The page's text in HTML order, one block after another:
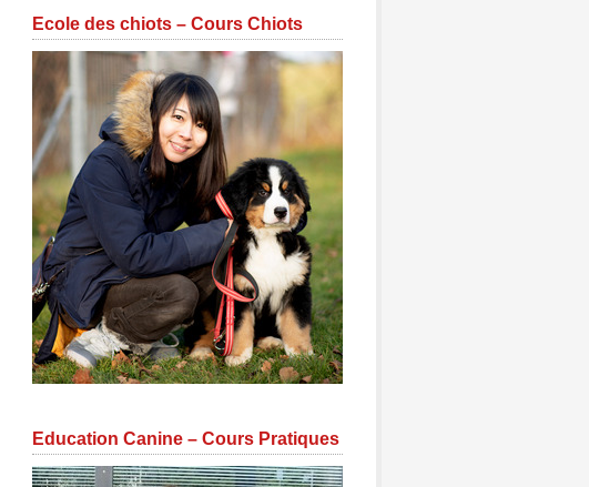
Ecole des chiots – Cours Chiots
Education Canine – Cours Pratiques